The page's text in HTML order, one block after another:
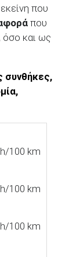
εκείνη που
που
, όσο και ως
συνθήκες,
100 km
100 km
100 km